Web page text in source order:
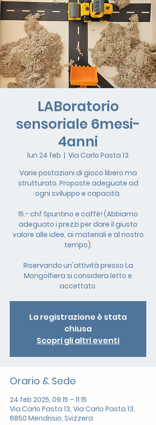
LABoratorio
sensoriale 6mesi-
4anni
lun 24 feb
  |
Via Carlo Pasta 13
Varie postazioni di gioco libero ma
strutturato. Proposte adeguate ad
ogni sviluppo e capacità.
15.- chf Spuntino e caffè! (Abbiamo
adeguato i prezzi per dare il giusto
valore alle idee, ai materiali e al nostro
tempo).
Riservando un'attività presso La
Mongolfiera si considera letto e
accettato.
La registrazione è stata
chiusa
Scopri gli altri eventi
Orario & Sede
24 feb 2025, 09:15 – 11:15
Via Carlo Pasta 13, Via Carlo Pasta 13,
6850 Mendrisio, Svizzera